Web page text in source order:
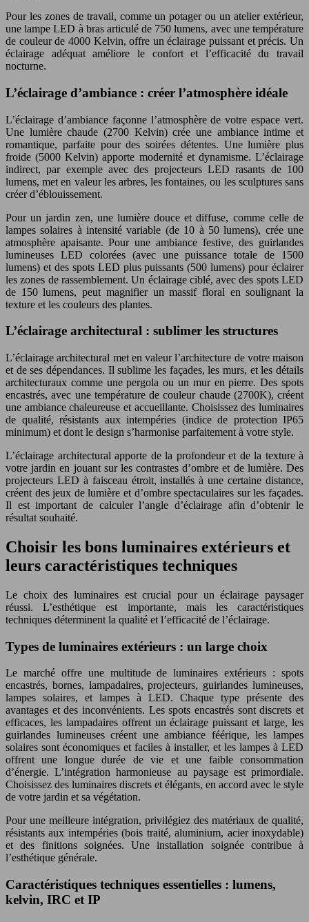
Pour les zones de travail, comme un potager ou un atelier extérieur,
une lampe LED à bras articulé de 750 lumens, avec une température
de couleur de 4000 Kelvin, offre un éclairage puissant et précis. Un
éclairage adéquat améliore le confort et l’efficacité du travail
nocturne.
L’éclairage d’ambiance : créer l’atmosphère idéale
L’éclairage d’ambiance façonne l’atmosphère de votre espace vert.
Une lumière chaude (2700 Kelvin) crée une ambiance intime et
romantique, parfaite pour des soirées détentes. Une lumière plus
froide (5000 Kelvin) apporte modernité et dynamisme. L’éclairage
indirect, par exemple avec des projecteurs LED rasants de 100
lumens, met en valeur les arbres, les fontaines, ou les sculptures sans
créer d’éblouissement.
Pour un jardin zen, une lumière douce et diffuse, comme celle de
lampes solaires à intensité variable (de 10 à 50 lumens), crée une
atmosphère apaisante. Pour une ambiance festive, des guirlandes
lumineuses LED colorées (avec une puissance totale de 1500
lumens) et des spots LED plus puissants (500 lumens) pour éclairer
les zones de rassemblement. Un éclairage ciblé, avec des spots LED
de 150 lumens, peut magnifier un massif floral en soulignant la
texture et les couleurs des plantes.
L’éclairage architectural : sublimer les structures
L’éclairage architectural met en valeur l’architecture de votre maison
et de ses dépendances. Il sublime les façades, les murs, et les détails
architecturaux comme une pergola ou un mur en pierre. Des spots
encastrés, avec une température de couleur chaude (2700K), créent
une ambiance chaleureuse et accueillante. Choisissez des luminaires
de qualité, résistants aux intempéries (indice de protection IP65
minimum) et dont le design s’harmonise parfaitement à votre style.
L’éclairage architectural apporte de la profondeur et de la texture à
votre jardin en jouant sur les contrastes d’ombre et de lumière. Des
projecteurs LED à faisceau étroit, installés à une certaine distance,
créent des jeux de lumière et d’ombre spectaculaires sur les façades.
Il est important de calculer l’angle d’éclairage afin d’obtenir le
résultat souhaité.
Choisir les bons luminaires extérieurs et
leurs caractéristiques techniques
Le choix des luminaires est crucial pour un éclairage paysager
réussi. L’esthétique est importante, mais les caractéristiques
techniques déterminent la qualité et l’efficacité de l’éclairage.
Types de luminaires extérieurs : un large choix
Le marché offre une multitude de luminaires extérieurs : spots
encastrés, bornes, lampadaires, projecteurs, guirlandes lumineuses,
lampes solaires, et lampes à LED. Chaque type présente des
avantages et des inconvénients. Les spots encastrés sont discrets et
efficaces, les lampadaires offrent un éclairage puissant et large, les
guirlandes lumineuses créent une ambiance féérique, les lampes
solaires sont économiques et faciles à installer, et les lampes à LED
offrent une longue durée de vie et une faible consommation
d’énergie. L’intégration harmonieuse au paysage est primordiale.
Choisissez des luminaires discrets et élégants, en accord avec le style
de votre jardin et sa végétation.
Pour une meilleure intégration, privilégiez des matériaux de qualité,
résistants aux intempéries (bois traité, aluminium, acier inoxydable)
et des finitions soignées. Une installation soignée contribue à
l’esthétique générale.
Caractéristiques techniques essentielles : lumens,
kelvin, IRC et IP